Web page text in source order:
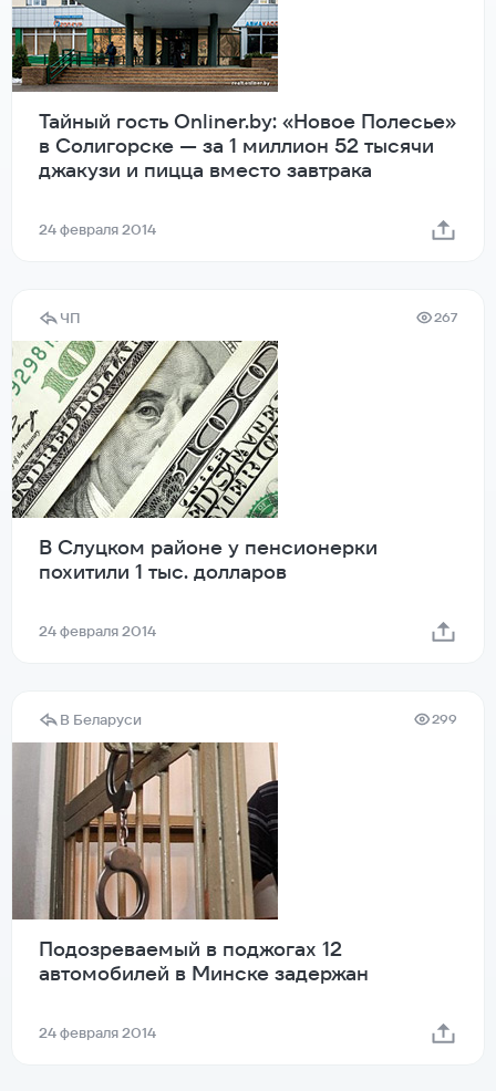
Тайный гость Onliner.by: «Новое Полесье»
в Солигорске — за 1 миллион 52 тысячи
джакузи и пицца вместо завтрака
24 февраля 2014
ЧП 267
В Слуцком районе у пенсионерки
похитили 1 тыс. долларов
24 февраля 2014
В Беларуси 299
Подозреваемый в поджогах 12
автомобилей в Минске задержан
24 февраля 2014